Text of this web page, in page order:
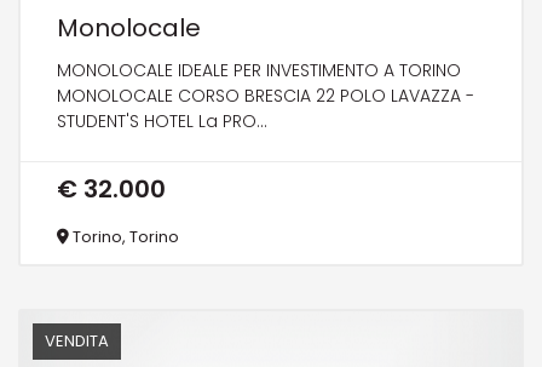
Monolocale
MONOLOCALE IDEALE PER INVESTIMENTO A TORINO
MONOLOCALE CORSO BRESCIA 22 POLO LAVAZZA -
STUDENT'S HOTEL La PRO...
€ 32.000
Torino, Torino
VENDITA